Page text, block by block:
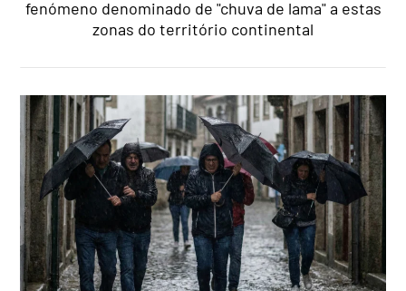
fenómeno denominado de "chuva de lama" a estas
zonas do território continental